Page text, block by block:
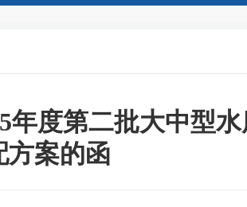
年度第二批大中型
方案的函